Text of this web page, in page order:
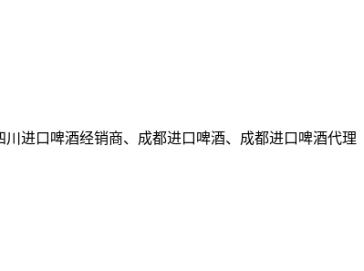
进口啤酒经销商、成都进口啤酒、成都进口啤酒代理